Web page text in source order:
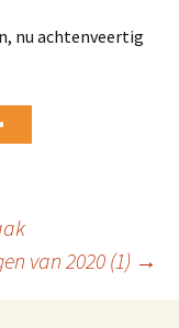
nu achtenveertig
van 2020 (1) →